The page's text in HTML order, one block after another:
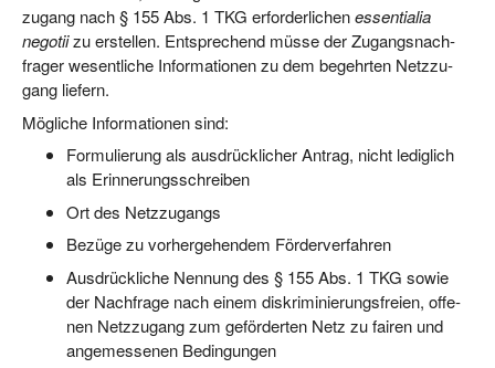
zu­gang nach § 155 Abs. 1 TKG erfor­der­li­chenessen­ti­alia
nego­tiizu erstel­len. Ent­spre­chend müs­se der Zugangs­nach­
fra­ger wesent­li­che Infor­ma­tio­nen zu dem begehr­ten Netz­zu­
gang liefern.
Mög­li­che Infor­ma­tio­nen sind:
For­mu­lie­rung als aus­drück­li­cher Antrag, nicht ledig­lich
als Erinnerungsschreiben
Ort des Netzzugangs
Bezü­ge zu vor­her­ge­hen­dem Förderverfahren
Aus­drück­li­che Nen­nung des § 155 Abs. 1 TKG sowie
der Nach­fra­ge nach einem dis­kri­mi­nie­rungs­frei­en, offe­
nen Netz­zu­gang zum geför­der­ten Netz zu fai­ren und
ange­mes­se­nen Bedingungen